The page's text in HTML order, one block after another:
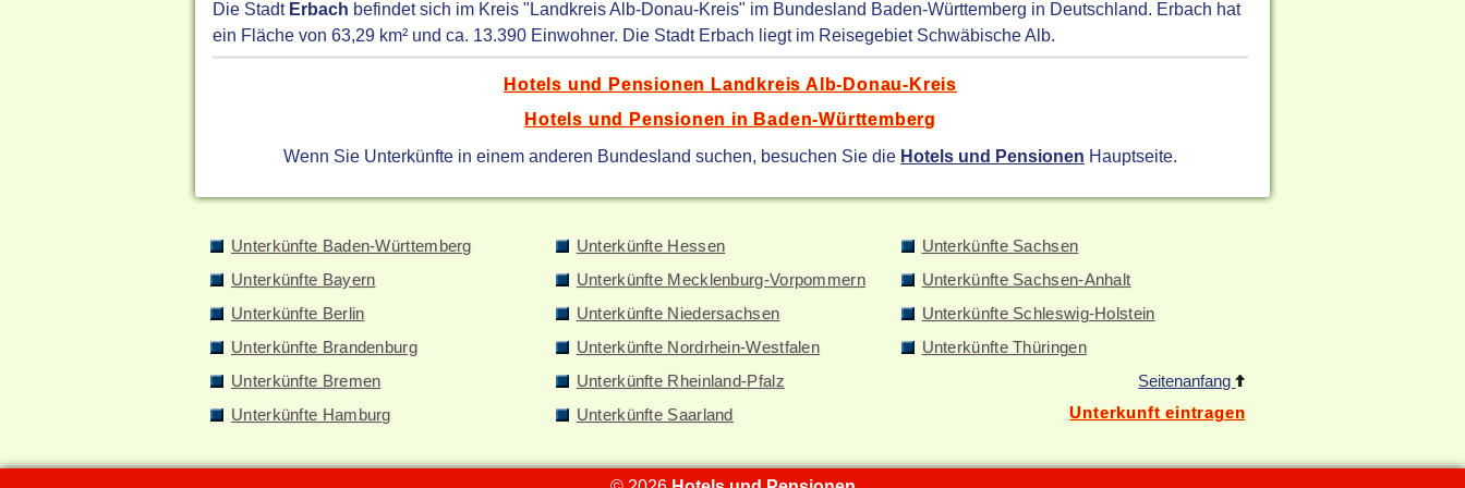
Die Stadt Erbach befindet sich im Kreis "Landkreis Alb-Donau-Kreis" im Bundesland Baden-Württemberg in Deutschland. Erbach hat
ein Fläche von 63,29 km² und ca. 13.390 Einwohner. Die Stadt Erbach liegt im Reisegebiet Schwäbische Alb.
Hotels und Pensionen Landkreis Alb-Donau-Kreis
Hotels und Pensionen in Baden-Württemberg
Wenn Sie Unterkünfte in einem anderen Bundesland suchen, besuchen Sie die Hotels und Pensionen Hauptseite.
Unterkünfte Baden-Württemberg
Unterkünfte Bayern
Unterkünfte Berlin
Unterkünfte Brandenburg
Unterkünfte Bremen
Unterkünfte Hamburg
Unterkünfte Hessen
Unterkünfte Mecklenburg-Vorpommern
Unterkünfte Niedersachsen
Unterkünfte Nordrhein-Westfalen
Unterkünfte Rheinland-Pfalz
Unterkünfte Saarland
Unterkünfte Sachsen
Unterkünfte Sachsen-Anhalt
Unterkünfte Schleswig-Holstein
Unterkünfte Thüringen
Seitenanfang
Unterkunft eintragen